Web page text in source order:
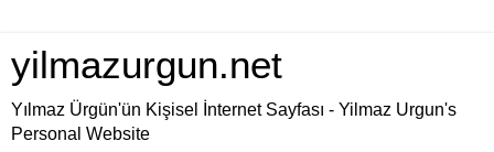
yilmazurgun.net
Yılmaz Ürgün'ün Kişisel İnternet Sayfası - Yilmaz Urgun's
Personal Website